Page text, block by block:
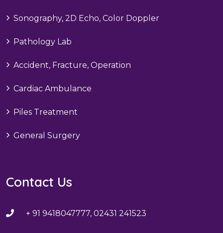
Sonography, 2D Echo, Color Doppler
Pathology Lab
Accident, Fracture, Operation
Cardiac Ambulance
Piles Treatment
General Surgery
Contact Us
+ 91 9418047777, 02431 241523